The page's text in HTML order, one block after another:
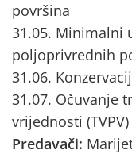
površina
31.05. Minimalni
poljoprivrednih
31.06.
31.07. Očuvanje
vrijednosti (TVPV)
Predavači: